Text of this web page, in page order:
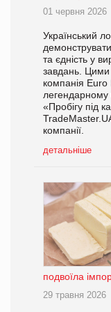
01 червня 2026
Український
демонструвати
та єдність у
завдань. Цими
компанія
легендарному
«Пробігу під
компанії.
детальніше
подвоїла
29 травня 2026